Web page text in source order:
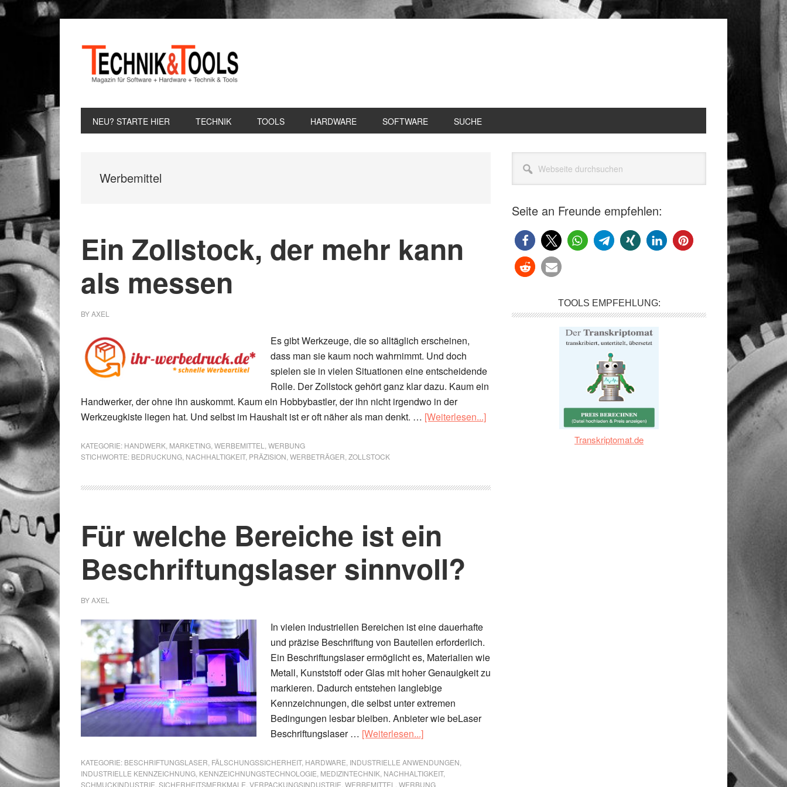
Zur
Hauptnavigation
Zum
Zur
NEU? STARTE HIER TECHNIK TOOLS HARDWARE SOFTWARE SUCHE
Werbemittel
Ein Zollstock, der mehr kann
als messen
BYAXEL
Es gibt Werkzeuge, die so alltäglich erscheinen,
dass man sie kaum noch wahrnimmt. Und doch
spielen sie in vielen Situationen eine entscheidende
Rolle. Der Zollstock gehört ganz klar dazu. Kaum ein
Handwerker, der ohne ihn auskommt. Kaum ein Hobbybastler, der ihn nicht irgendwo in der
Werkzeugkiste liegen hat. Und selbst im Haushalt ist er oft näher als man denkt. … [Weiterlesen...]ÜberEin
als
KATEGORIE: HANDWERK MARKETING WERBEMITTEL
WERBUNG
STICHWORTE: BEDRUCKUNG NACHHALTIGKEIT, PRÄZISION WERBETRÄGER ZOLLSTOCK
Für welche Bereiche ist ein
Beschriftungslaser sinnvoll?
BYAXEL
In vielen industriellen Bereichen ist eine dauerhafte
und präzise Beschriftung von Bauteilen erforderlich.
Ein Beschriftungslaser ermöglicht es, Materialien wie
Metall, Kunststoff oder Glas mit hoher Genauigkeit zu
markieren. Dadurch entstehen langlebige
Kennzeichnungen, die selbst unter extremen
Bedingungen lesbar bleiben. Anbieter wie beLaser
Beschriftungslaser … [Weiterlesen...]ÜberFür
Bereiche
ist
KATEGORIE: BESCHRIFTUNGSLASER FÄLSCHUNGSSICHERHEIT, HARDWARE INDUSTRIELLE ANWENDUNGEN
INDUSTRIELLE KENNZEICHNUNG KENNZEICHNUNGSTECHNOLOGIE MEDIZINTECHNIK NACHHALTIGKEIT,
SCHMUCKINDUSTRIE SICHERHEITSMERKMALE VERPACKUNGSINDUSTRIE WERBEMITTEL WERBUNG
Seitenspalte
durchsuchen
Seite an Freunde empfehlen:
TOOLS EMPFEHLUNG:
Transkriptomat.de